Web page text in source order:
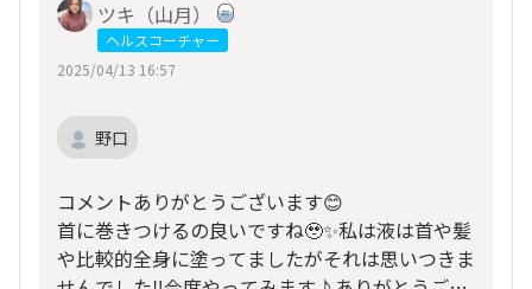
ツキ（山月）
ヘルスコーチャー
2025/04/13 16:57
野口
コメントありがとうございます😊
首に巻きつけるの良いですね🥹✨私は液は首や髪
や比較的全身に塗ってましたがそれは思いつきま